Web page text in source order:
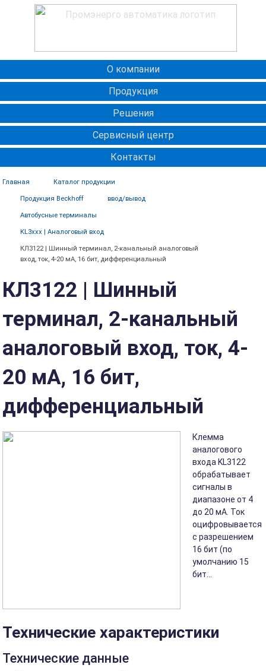
О компании
Продукция
Решения
Сервисный центр
Контакты
Главная Каталог продукции
Продукция Beckhoff ввод/вывод
Автобусные терминалы
KL3xxx | Аналоговый вход
КЛ3122 | Шинный терминал, 2-канальный аналоговый
вход, ток, 4-20 мА, 16 бит, дифференциальный
КЛ3122 | Шинный
терминал, 2-канальный
аналоговый вход, ток, 4-
20 мА, 16 бит,
дифференциальный
Клемма
аналогового
входа KL3122
обрабатывает
сигналы в
диапазоне от 4
до 20 мА. Ток
оцифровывается
с разрешением
16 бит (по
умолчанию 15
бит...
Технические характеристики
Технические данные